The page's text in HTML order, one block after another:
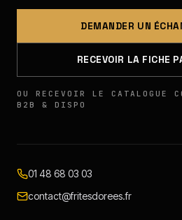
DEMANDER UN
RECEVOIR LA FICHE
OU RECEVOIR LE CATALOGUE
B2B & DISPO
01 48 68 03 03
contact@fritesdorees.fr